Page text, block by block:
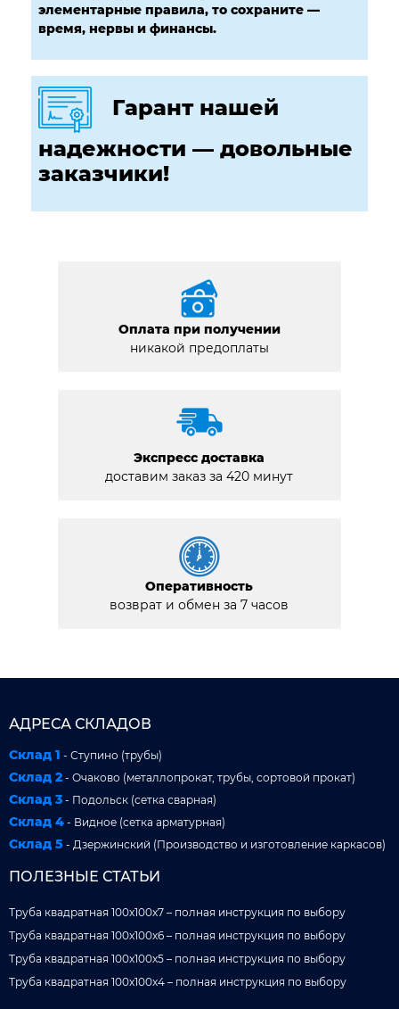
элементарные правила, то сохраните —
время, нервы и финансы.
Гарант нашей
надежности — довольные
заказчики!
Оплата при получении
никакой предоплаты
Экспресс доставка
доставим заказ за 420 минут
Оперативность
возврат и обмен за 7 часов
АДРЕСА СКЛАДОВ
Склад 1 - Ступино (трубы)
Склад 2 - Очаково (металлопрокат, трубы, сортовой прокат)
Склад 3 - Подольск (сетка сварная)
Склад 4 - Видное (сетка арматурная)
Склад 5 - Дзержинский (Производство и изготовление каркасов)
ПОЛЕЗНЫЕ СТАТЬИ
Труба квадратная 100x100x7 – полная инструкция по выбору
Труба квадратная 100x100x6 – полная инструкция по выбору
Труба квадратная 100x100x5 – полная инструкция по выбору
Труба квадратная 100x100x4 – полная инструкция по выбору